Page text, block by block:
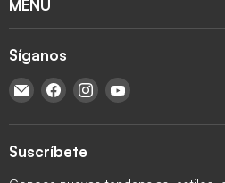
MENÚ
Síganos
Encuéntrenos en Correo
Encuéntrenos en Facebook
Encuéntrenos en
Suscríbete